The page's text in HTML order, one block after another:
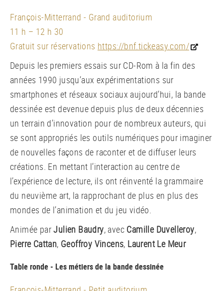
François-Mitterrand - Grand auditorium
11 h – 12 h 30
Gratuit sur réservations https://bnf.tickeasy.com/
Depuis les premiers essais sur CD-Rom à la fin des
années 1990 jusqu’aux expérimentations sur
smartphones et réseaux sociaux aujourd’hui, la bande
dessinée est devenue depuis plus de deux décennies
un terrain d’innovation pour de nombreux auteurs, qui
se sont appropriés les outils numériques pour imaginer
de nouvelles façons de raconter et de diffuser leurs
créations. En mettant l’interaction au centre de
l’expérience de lecture, ils ont réinventé la grammaire
du neuvième art, la rapprochant de plus en plus des
mondes de l’animation et du jeu vidéo.
Animée parJulien Baudry, avec Camille Duvelleroy,
Pierre Cattan, Geoffroy Vincens, Laurent Le Meur
Table ronde - Les métiers de la bande dessinée